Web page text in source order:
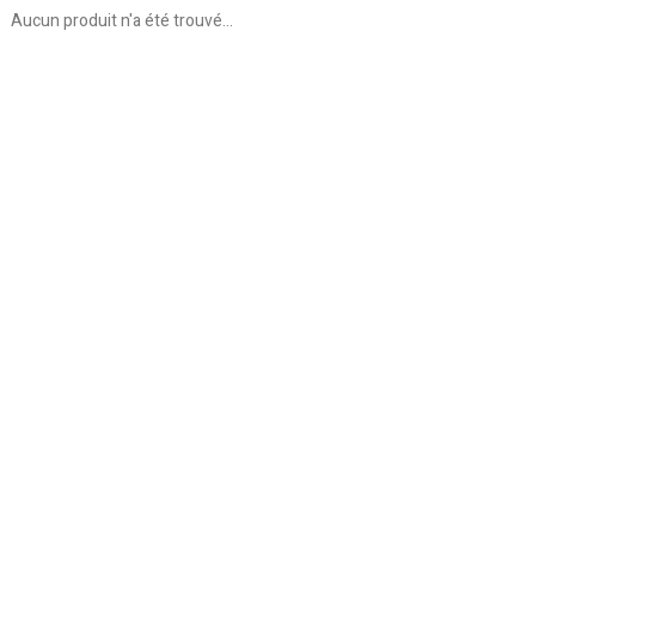
Aucun produit n'a été trouvé...